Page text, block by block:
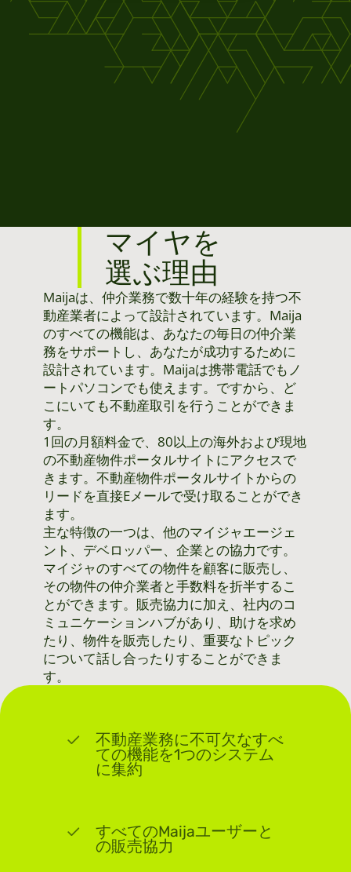
マイヤを
選ぶ理由
Maijaは、仲介業務で数十年の経験を持つ不
動産業者によって設計されています。Maija
のすべての機能は、あなたの毎日の仲介業
務をサポートし、あなたが成功するために
設計されています。Maijaは携帯電話でもノ
ートパソコンでも使えます。ですから、ど
こにいても不動産取引を行うことができま
す。
1回の月額料金で、80以上の海外および現地
の不動産物件ポータルサイトにアクセスで
きます。不動産物件ポータルサイトからの
リードを直接Eメールで受け取ることができ
ます。
主な特徴の一つは、他のマイジャエージェ
ント、デベロッパー、企業との協力です。
マイジャのすべての物件を顧客に販売し、
その物件の仲介業者と手数料を折半するこ
とができます。販売協力に加え、社内のコ
ミュニケーションハブがあり、助けを求め
たり、物件を販売したり、重要なトピック
について話し合ったりすることができま
す。
不動産業務に不可欠なすべ
ての機能を1つのシステム
に集約
すべてのMaijaユーザーと
の販売協力